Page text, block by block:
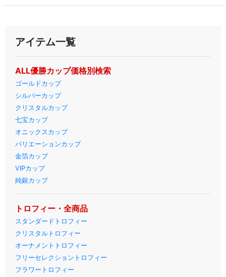
アイテム一覧
ALL優勝カップ価格別検索
ゴールドカップ
シルバーカップ
クリスタルカップ
七宝カップ
オニックスカップ
バリエーションカップ
金箔カップ
VIPカップ
純銀カップ
トロフィー・全商品
スタンダードトロフィー
クリスタルトロフィー
オーナメントトロフィー
フリーセレクショントロフィー
フラワートロフィー